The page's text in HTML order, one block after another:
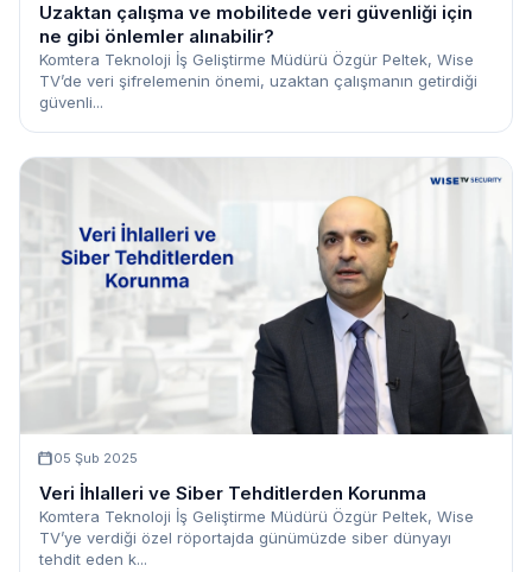
Uzaktan çalışma ve mobilitede veri güvenliği için
ne gibi önlemler alınabilir?
Komtera Teknoloji İş Geliştirme Müdürü Özgür Peltek, Wise
TV’de veri şifrelemenin önemi, uzaktan çalışmanın getirdiği
güvenli...
05 Şub 2025
Veri İhlalleri ve Siber Tehditlerden Korunma
Komtera Teknoloji İş Geliştirme Müdürü Özgür Peltek, Wise
TV’ye verdiği özel röportajda günümüzde siber dünyayı
tehdit eden k...